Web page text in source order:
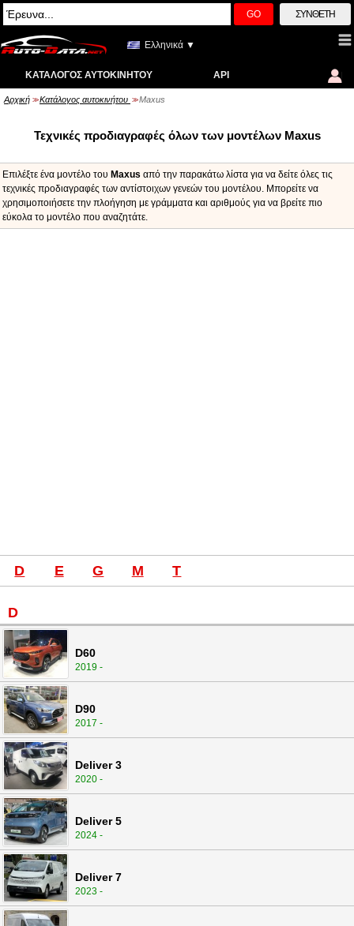
GO ΣΎΝΘΕΤΗ
Ελληνικά ▼
ΚΑΤΆΛΟΓΟΣ ΑΥΤΟΚΙΝΉΤΟΥ API
Αρχική >> Κατάλογος αυτοκινήτου >> Maxus
Τεχνικές προδιαγραφές όλων των μοντέλων Maxus
Επιλέξτε ένα μοντέλο του Maxus από την παρακάτω λίστα για να δείτε όλες τις
τεχνικές προδιαγραφές των αντίστοιχων γενεών του μοντέλου. Μπορείτε να
χρησιμοποιήσετε την πλοήγηση με γράμματα και αριθμούς για να βρείτε πιο
εύκολα το μοντέλο που αναζητάτε.
D E G M T
D
D60
2019 -
D90
2017 -
Deliver 3
2020 -
Deliver 5
2024 -
Deliver 7
2023 -